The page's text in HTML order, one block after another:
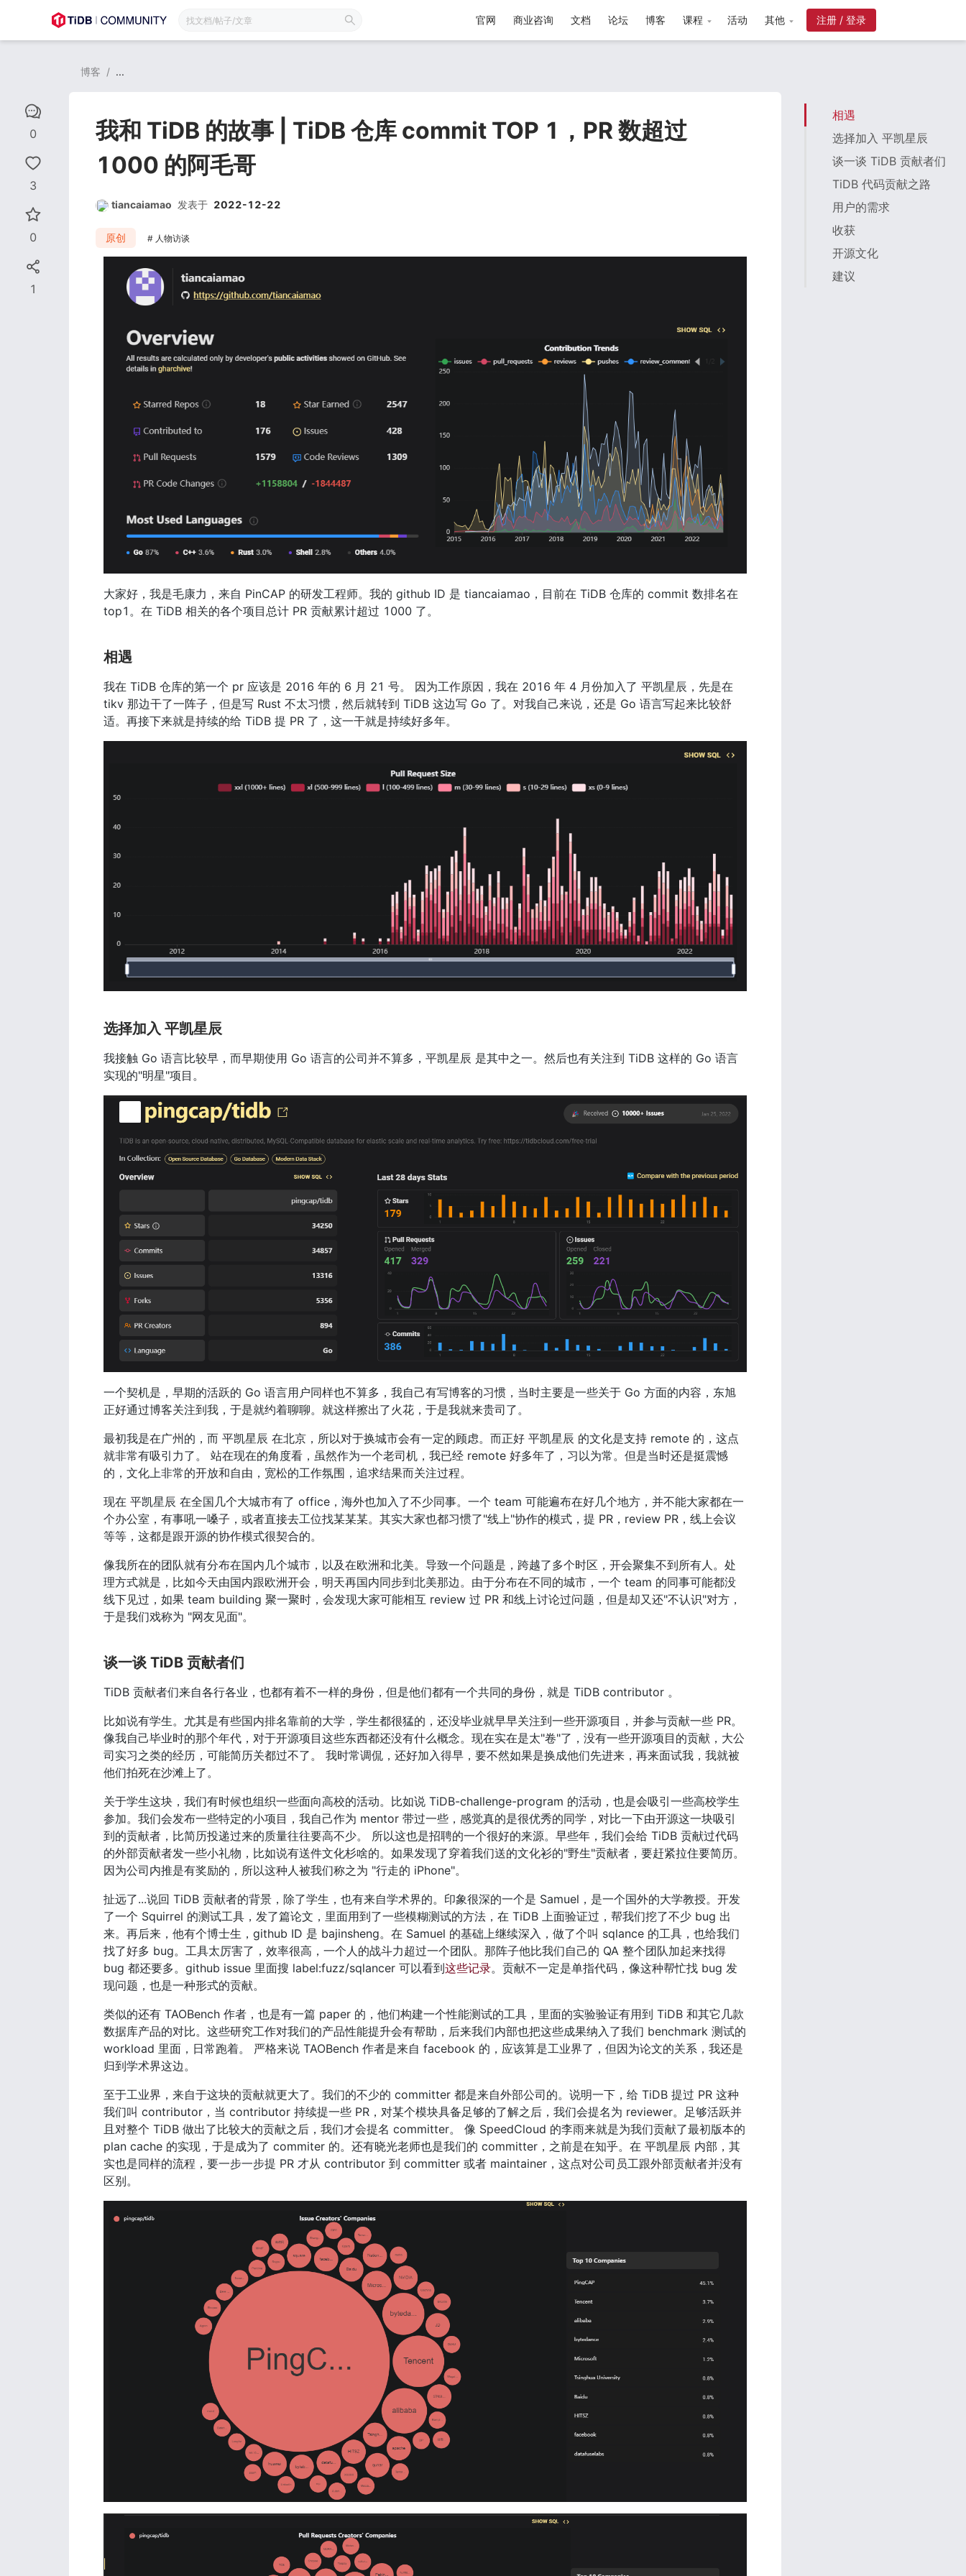
官网 商业咨询 文档 论坛 博客 课程 活动 其他
0
3
0
1
博客 / ...
我和 TiDB 的故事 | TiDB 仓库 commit TOP 1，PR 数超过
1000 的阿毛哥
tiancaiamao 发表于 2022-12-22
原创 人物访谈
大家好，我是毛康力，来自 PinCAP 的研发工程师。我的 github ID 是 tiancaiamao，目前在 TiDB 仓库的 commit 数排名在
top1。在 TiDB 相关的各个项目总计 PR 贡献累计超过 1000 了。
相遇
我在 TiDB 仓库的第一个 pr 应该是 2016 年的 6 月 21 号。 因为工作原因，我在 2016 年 4 月份加入了 平凯星辰，先是在
tikv 那边干了一阵子，但是写 Rust 不太习惯，然后就转到 TiDB 这边写 Go 了。对我自己来说，还是 Go 语言写起来比较舒
适。再接下来就是持续的给 TiDB 提 PR 了，这一干就是持续好多年。
选择加入 平凯星辰
我接触 Go 语言比较早，而早期使用 Go 语言的公司并不算多，平凯星辰 是其中之一。然后也有关注到 TiDB 这样的 Go 语言
实现的"明星"项目。
一个契机是，早期的活跃的 Go 语言用户同样也不算多，我自己有写博客的习惯，当时主要是一些关于 Go 方面的内容，东旭
正好通过博客关注到我，于是就约着聊聊。就这样擦出了火花，于是我就来贵司了。
最初我是在广州的，而 平凯星辰 在北京，所以对于换城市会有一定的顾虑。而正好 平凯星辰 的文化是支持 remote 的，这点
就非常有吸引力了。 站在现在的角度看，虽然作为一个老司机，我已经 remote 好多年了，习以为常。但是当时还是挺震憾
的，文化上非常的开放和自由，宽松的工作氛围，追求结果而关注过程。
现在 平凯星辰 在全国几个大城市有了 office，海外也加入了不少同事。一个 team 可能遍布在好几个地方，并不能大家都在一
个办公室，有事吼一嗓子，或者直接去工位找某某某。其实大家也都习惯了"线上"协作的模式，提 PR，review PR，线上会议
等等，这都是跟开源的协作模式很契合的。
像我所在的团队就有分布在国内几个城市，以及在欧洲和北美。导致一个问题是，跨越了多个时区，开会聚集不到所有人。处
理方式就是，比如今天由国内跟欧洲开会，明天再国内同步到北美那边。由于分布在不同的城市，一个 team 的同事可能都没
线下见过，如果 team building 聚一聚时，会发现大家可能相互 review 过 PR 和线上讨论过问题，但是却又还"不认识"对方，
于是我们戏称为 "网友见面"。
谈一谈 TiDB 贡献者们
TiDB 贡献者们来自各行各业，也都有着不一样的身份，但是他们都有一个共同的身份，就是 TiDB contributor 。
比如说有学生。尤其是有些国内排名靠前的大学，学生都很猛的，还没毕业就早早关注到一些开源项目，并参与贡献一些 PR。
像我自己毕业时的那个年代，对于开源项目这些东西都还没有什么概念。现在实在是太"卷"了，没有一些开源项目的贡献，大公
司实习之类的经历，可能简历关都过不了。 我时常调侃，还好加入得早，要不然如果是换成他们先进来，再来面试我，我就被
他们拍死在沙滩上了。
关于学生这块，我们有时候也组织一些面向高校的活动。比如说 TiDB-challenge-program 的活动，也是会吸引一些高校学生
参加。我们会发布一些特定的小项目，我自己作为 mentor 带过一些，感觉真的是很优秀的同学，对比一下由开源这一块吸引
到的贡献者，比简历投递过来的质量往往要高不少。 所以这也是招聘的一个很好的来源。早些年，我们会给 TiDB 贡献过代码
的外部贡献者发一些小礼物，比如说有送件文化杉啥的。如果发现了穿着我们送的文化衫的"野生"贡献者，要赶紧拉住要简历。
因为公司内推是有奖励的，所以这种人被我们称之为 "行走的 iPhone"。
扯远了...说回 TiDB 贡献者的背景，除了学生，也有来自学术界的。印象很深的一个是 Samuel，是一个国外的大学教授。开发
了一个 Squirrel 的测试工具，发了篇论文，里面用到了一些模糊测试的方法，在 TiDB 上面验证过，帮我们挖了不少 bug 出
来。再后来，他有个博士生，github ID 是 bajinsheng。在 Samuel 的基础上继续深入，做了个叫 sqlance 的工具，也给我们
找了好多 bug。工具太厉害了，效率很高，一个人的战斗力超过一个团队。那阵子他比我们自己的 QA 整个团队加起来找得
bug 都还要多。github issue 里面搜 label:fuzz/sqlancer 可以看到这些记录。贡献不一定是单指代码，像这种帮忙找 bug 发
现问题，也是一种形式的贡献。
类似的还有 TAOBench 作者，也是有一篇 paper 的，他们构建一个性能测试的工具，里面的实验验证有用到 TiDB 和其它几款
数据库产品的对比。这些研究工作对我们的产品性能提升会有帮助，后来我们内部也把这些成果纳入了我们 benchmark 测试的
workload 里面，日常跑着。 严格来说 TAOBench 作者是来自 facebook 的，应该算是工业界了，但因为论文的关系，我还是
归到学术界这边。
至于工业界，来自于这块的贡献就更大了。我们的不少的 committer 都是来自外部公司的。说明一下，给 TiDB 提过 PR 这种
我们叫 contributor，当 contributor 持续提一些 PR，对某个模块具备足够的了解之后，我们会提名为 reviewer。足够活跃并
且对整个 TiDB 做出了比较大的贡献之后，我们才会提名 committer。 像 SpeedCloud 的李雨来就是为我们贡献了最初版本的
plan cache 的实现，于是成为了 commiter 的。还有晓光老师也是我们的 committer，之前是在知乎。在 平凯星辰 内部，其
实也是同样的流程，要一步一步提 PR 才从 contributor 到 committer 或者 maintainer，这点对公司员工跟外部贡献者并没有
区别。
相遇
选择加入 平凯星辰
谈一谈 TiDB 贡献者们
TiDB 代码贡献之路
用户的需求
收获
开源文化
建议